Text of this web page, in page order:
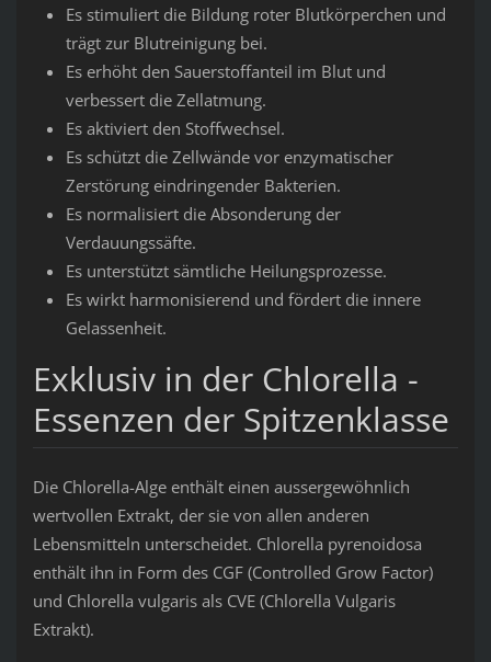
Es stimuliert die Bildung roter Blutkörperchen und
trägt zur Blutreinigung bei.
Es erhöht den Sauerstoffanteil im Blut und
verbessert die Zellatmung.
Es aktiviert den Stoffwechsel.
Es schützt die Zellwände vor enzymatischer
Zerstörung eindringender Bakterien.
Es normalisiert die Absonderung der
Verdauungssäfte.
Es unterstützt sämtliche Heilungsprozesse.
Es wirkt harmonisierend und fördert die innere
Gelassenheit.
Exklusiv in der Chlorella -
Essenzen der Spitzenklasse
Die Chlorella-Alge enthält einen aussergewöhnlich
wertvollen Extrakt, der sie von allen anderen
Lebensmitteln unterscheidet. Chlorella pyrenoidosa
enthält ihn in Form des CGF (Controlled Grow Factor)
und Chlorella vulgaris als CVE (Chlorella Vulgaris
Extrakt).